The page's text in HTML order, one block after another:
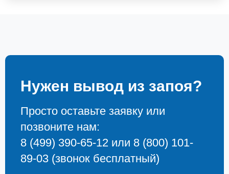
Нужен вывод из запоя?
Просто оставьте заявку или
позвоните нам:
8 (499) 390-65-12 или 8 (800) 101-
89-03 (звонок бесплатный)